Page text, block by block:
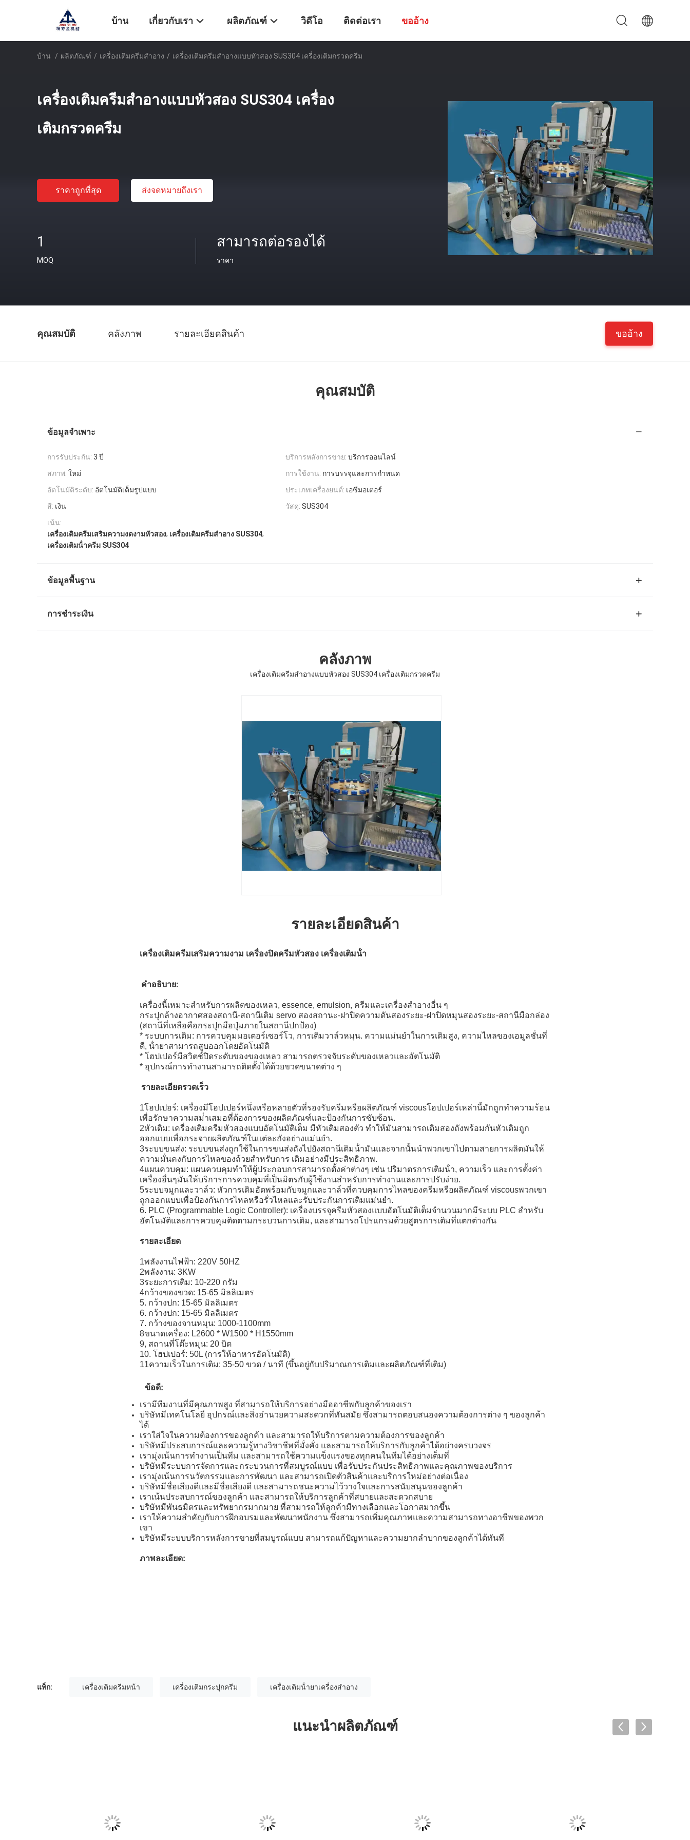
บ้าน เกี่ยวกับเรา ผลิตภัณฑ์ วิดีโอ ติดต่อเรา ขออ้าง
บ้าน / ผลิตภัณฑ์ / เครื่องเติมครีมสําอาง / เครื่องเติมครีมสําอางแบบหัวสอง SUS304 เครื่องเติมกรวดครีม
เครื่องเติมครีมสําอางแบบหัวสอง SUS304 เครื่อง
เติมกรวดครีม
ราคาถูกที่สุด ส่งจดหมายถึงเรา
1
MOQ
สามารถต่อรองได้
ราคา
คุณสมบัติ คลังภาพ รายละเอียดสินค้า ขออ้าง
คุณสมบัติ
ข้อมูลจำเพาะ
การรับประกัน: 3 ปี บริการหลังการขาย: บริการออนไลน์
สภาพ: ใหม่ การใช้งาน: การบรรจุและการกำหนด
อัตโนมัติระดับ: อัตโนมัติเต็มรูปแบบ ประเภทเครื่องยนต์: เอซีมอเตอร์
สี: เงิน วัสดุ: SUS304
เน้น:
เครื่องเติมครีมเสริมความงดงามหัวสอง, เครื่องเติมครีมสําอาง SUS304,
เครื่องเติมน้ําครีม SUS304
ข้อมูลพื้นฐาน
การชำระเงิน
คลังภาพ
เครื่องเติมครีมสําอางแบบหัวสอง SUS304 เครื่องเติมกรวดครีม
รายละเอียดสินค้า
เครื่องเติมครีมเสริมความงาม เครื่องปิดครีมหัวสอง เครื่องเติมน้ํา
คําอธิบาย:
เครื่องนี้เหมาะสําหรับการผลิตของเหลว, essence, emulsion, ครีมและเครื่องสําอางอื่น ๆ
กระปุกล้างอากาศสองสถานี-สถานีเติม servo สองสถานะ-ฝาปิดความดันสองระยะ-ฝาปิดหมุนสองระยะ-สถานีมือกล่อง
(สถานีที่เหลือคือกระปุกมือปุ่มภายในสถานีปกป้อง)
* ระบบการเติม: การควบคุมมอเตอร์เซอร์โว, การเติมวาล์วหมุน. ความแม่นยําในการเติมสูง, ความไหลของเอมูลชั่นที่
ดี, น้ํายาสามารถสูบออกโดยอัตโนมัติ
* โฮปเปอร์มีสวิตช์ปิดระดับของของเหลว สามารถตรวจจับระดับของเหลวและอัตโนมัติ
* อุปกรณ์การทํางานสามารถติดตั้งได้ด้วยขวดขนาดต่าง ๆ
รายละเอียดรวดเร็ว
1โฮปเปอร์: เครื่องมีโฮปเปอร์หนึ่งหรือหลายตัวที่รองรับครีมหรือผลิตภัณฑ์ viscousโฮปเปอร์เหล่านี้มักถูกทําความร้อน
เพื่อรักษาความสม่ําเสมอที่ต้องการของผลิตภัณฑ์และป้องกันการซับซ้อน.
2หัวเติม: เครื่องเติมครีมหัวสองแบบอัตโนมัติเต็ม มีหัวเติมสองตัว ทําให้มันสามารถเติมสองถังพร้อมกันหัวเติมถูก
ออกแบบเพื่อกระจายผลิตภัณฑ์ในแต่ละถังอย่างแม่นยํา.
3ระบบขนส่ง: ระบบขนส่งถูกใช้ในการขนส่งถังไปยังสถานีเติมน้ํามันและจากนั้นนําพวกเขาไปตามสายการผลิตมันให้
ความมั่นคงกับการไหลของถ้วยสําหรับการ เติมอย่างมีประสิทธิภาพ.
4แผนควบคุม: แผนควบคุมทําให้ผู้ประกอบการสามารถตั้งค่าต่างๆ เช่น ปริมาตรการเติมน้ํา, ความเร็ว และการตั้งค่า
เครื่องอื่นๆมันให้บริการการควบคุมที่เป็นมิตรกับผู้ใช้งานสําหรับการทํางานและการปรับง่าย.
5ระบบจมูกและวาล์ว: หัวการเติมอัดพร้อมกับจมูกและวาล์วที่ควบคุมการไหลของครีมหรือผลิตภัณฑ์ viscousพวกเขา
ถูกออกแบบเพื่อป้องกันการไหลหรือรั่วไหลและรับประกันการเติมแม่นยํา.
6. PLC (Programmable Logic Controller): เครื่องบรรจุครีมหัวสองแบบอัตโนมัติเต็มจํานวนมากมีระบบ PLC สําหรับ
อัตโนมัติและการควบคุมติดตามกระบวนการเติม, และสามารถโปรแกรมด้วยสูตรการเติมที่แตกต่างกัน
รายละเอียด
1พลังงานไฟฟ้า: 220V 50HZ
2พลังงาน: 3KW
3ระยะการเติม: 10-220 กรัม
4กว้างของขวด: 15-65 มิลลิเมตร
5. กว้างปก: 15-65 มิลลิเมตร
6. กว้างปก: 15-65 มิลลิเมตร
7. กว้างของจานหมุน: 1000-1100mm
8ขนาดเครื่อง: L2600 * W1500 * H1550mm
9, สถานที่โต๊ะหมุน: 20 บิต
10. โฮปเปอร์: 50L (การให้อาหารอัตโนมัติ)
11ความเร็วในการเติม: 35-50 ขวด / นาที (ขึ้นอยู่กับปริมาณการเติมและผลิตภัณฑ์ที่เติม)
ข้อดี:
เรามีทีมงานที่มีคุณภาพสูง ที่สามารถให้บริการอย่างมืออาชีพกับลูกค้าของเรา
บริษัทมีเทคโนโลยี อุปกรณ์และสิ่งอํานวยความสะดวกที่ทันสมัย ซึ่งสามารถตอบสนองความต้องการต่าง ๆ ของลูกค้า
ได้
เราใส่ใจในความต้องการของลูกค้า และสามารถให้บริการตามความต้องการของลูกค้า
บริษัทมีประสบการณ์และความรู้ทางวิชาชีพที่มั่งคั่ง และสามารถให้บริการกับลูกค้าได้อย่างครบวงจร
เรามุ่งเน้นการทํางานเป็นทีม และสามารถใช้ความแข็งแรงของทุกคนในทีมได้อย่างเต็มที่
บริษัทมีระบบการจัดการและกระบวนการที่สมบูรณ์แบบ เพื่อรับประกันประสิทธิภาพและคุณภาพของบริการ
เรามุ่งเน้นการนวัตกรรมและการพัฒนา และสามารถเปิดตัวสินค้าและบริการใหม่อย่างต่อเนื่อง
บริษัทมีชื่อเสียงดีและมีชื่อเสียงดี และสามารถชนะความไว้วางใจและการสนับสนุนของลูกค้า
เราเน้นประสบการณ์ของลูกค้า และสามารถให้บริการลูกค้าที่สบายและสะดวกสบาย
บริษัทมีพันธมิตรและทรัพยากรมากมาย ที่สามารถให้ลูกค้ามีทางเลือกและโอกาสมากขึ้น
เราให้ความสําคัญกับการฝึกอบรมและพัฒนาพนักงาน ซึ่งสามารถเพิ่มคุณภาพและความสามารถทางอาชีพของพวก
เขา
บริษัทมีระบบบริการหลังการขายที่สมบูรณ์แบบ สามารถแก้ปัญหาและความยากลําบากของลูกค้าได้ทันที
ภาพละเอียด:
แท็ก: เครื่องเติมครีมหน้า เครื่องเติมกระปุกครีม เครื่องเติมน้ํายาเครื่องสําอาง
แนะนำผลิตภัณฑ์